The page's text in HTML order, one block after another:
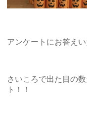
アンケートにお答えい
さいころで出た目の
ト！！